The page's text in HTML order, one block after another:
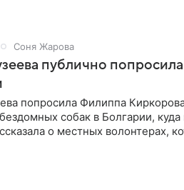
Соня Жарова
публично
попросила Филиппа
собак в Болгарии,
о местных волонтерах,